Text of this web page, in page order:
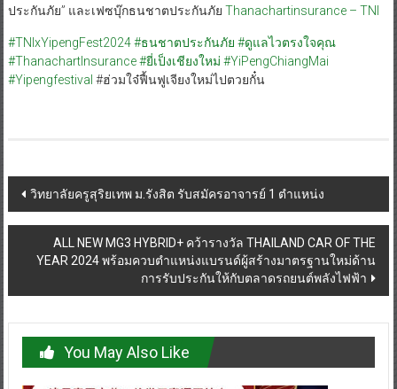
ประกันภัย” และเฟซบุ๊กธนชาตประกันภัย Thanachartinsurance – TNI
#TNIxYipengFest2024#ธนชาตประกันภัย #ดูแลไวตรงใจคุณ
#ThanachartInsurance#ยี่เป็งเชียงใหม่ #YiPengChiangMai
#Yipengfestival #ฮ่วมใจ๋ฟื้นฟูเจียงใหม่ไปตวยกั๋น
Post
navigation
วิทยาลัยครูสุริยเทพ ม.รังสิต รับสมัครอาจารย์ 1 ตำแหน่ง
ALL NEW MG3 HYBRID+ คว้ารางวัล THAILAND CAR OF THE
YEAR 2024 พร้อมควบตำแหน่งแบรนด์ผู้สร้างมาตรฐานใหม่ด้าน
การรับประกันให้กับตลาดรถยนต์พลังไฟฟ้า
You May Also Like